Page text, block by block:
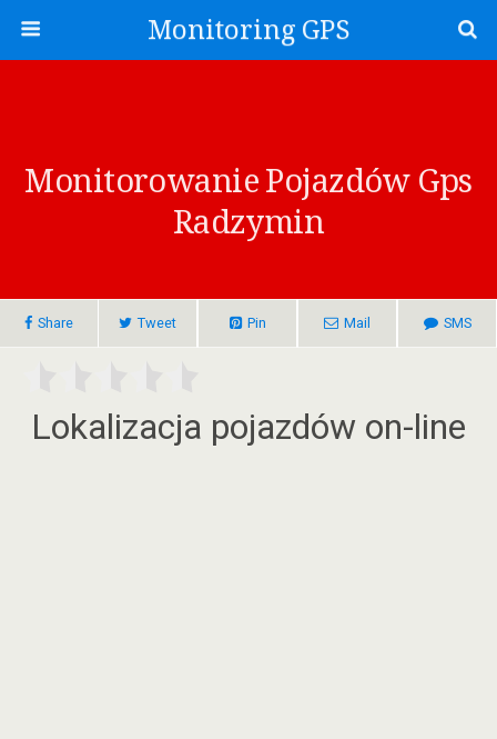
Monitoring GPS
Monitorowanie Pojazdów Gps
Radzymin
Share Tweet Pin Mail SMS
Lokalizacja pojazdów on-line